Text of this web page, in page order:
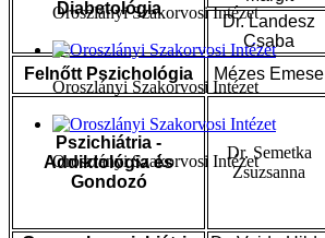
Oroszlányi Szakorvosi Intézet
Oroszlányi Szakorvosi Intézet
Oroszlányi Szakorvosi Intézet
Diabetológia
Dr. Landesz
Csaba
Felnőtt Pszichológia
Mézes Emese
Pszichiátria -
Addiktológia és
Gondozó
Dr. Semetka
Zsuzsanna